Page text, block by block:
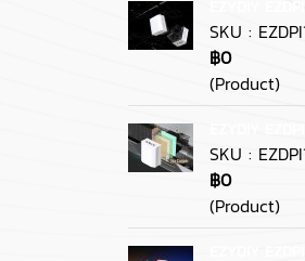
SKU :
฿0
(Product)
SKU :
฿0
(Product)